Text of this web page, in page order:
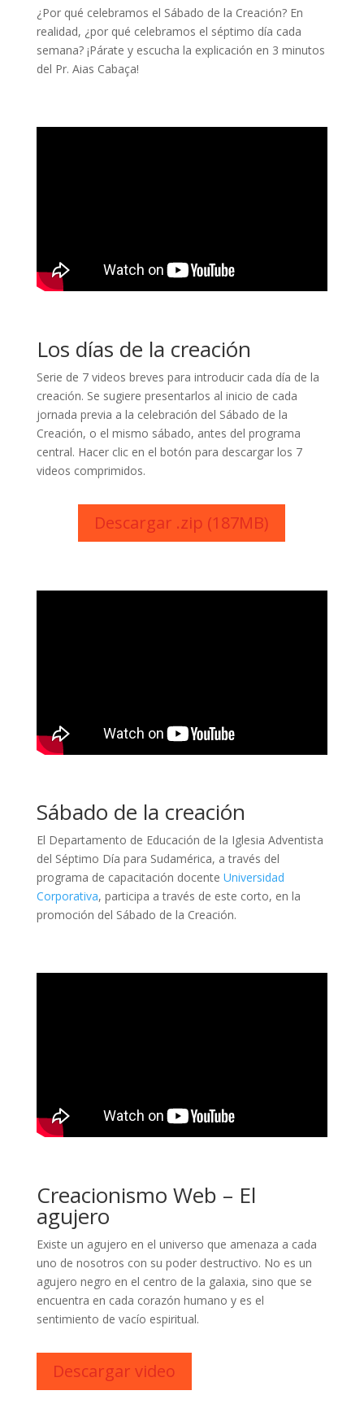
¿Por qué celebramos el Sábado de la Creación? En
realidad, ¿por qué celebramos el séptimo día cada
semana? ¡Párate y escucha la explicación en 3 minutos
del Pr. Aias Cabaça!
Los días de la creación
Serie de 7 videos breves para introducir cada día de la
creación. Se sugiere presentarlos al inicio de cada
jornada previa a la celebración del Sábado de la
Creación, o el mismo sábado, antes del programa
central. Hacer clic en el botón para descargar los 7
videos comprimidos.
Descargar .zip (187MB)
Sábado de la creación
El Departamento de Educación de la Iglesia Adventista
del Séptimo Día para Sudamérica, a través del
programa de capacitación docente Universidad
Corporativa, participa a través de este corto, en la
promoción del Sábado de la Creación.
Creacionismo Web – El
agujero
Existe un agujero en el universo que amenaza a cada
uno de nosotros con su poder destructivo. No es un
agujero negro en el centro de la galaxia, sino que se
encuentra en cada corazón humano y es el
sentimiento de vacío espiritual.
Descargar video